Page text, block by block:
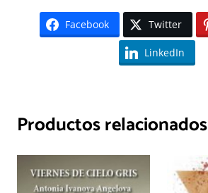
Facebook Twitter
LinkedIn
Productos relacionados